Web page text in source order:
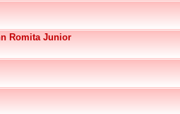
Romita Junior